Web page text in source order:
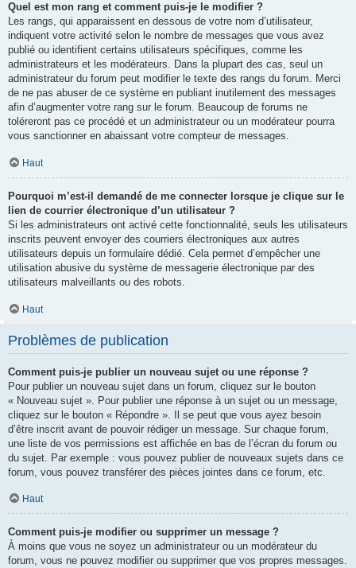
Quel est mon rang et comment puis-je le modifier ?
Les rangs, qui apparaissent en dessous de votre nom d’utilisateur,
indiquent votre activité selon le nombre de messages que vous avez
publié ou identifient certains utilisateurs spécifiques, comme les
administrateurs et les modérateurs. Dans la plupart des cas, seul un
administrateur du forum peut modifier le texte des rangs du forum. Merci
de ne pas abuser de ce système en publiant inutilement des messages
afin d’augmenter votre rang sur le forum. Beaucoup de forums ne
toléreront pas ce procédé et un administrateur ou un modérateur pourra
vous sanctionner en abaissant votre compteur de messages.
Haut
Pourquoi m’est-il demandé de me connecter lorsque je clique sur le
lien de courrier électronique d’un utilisateur ?
Si les administrateurs ont activé cette fonctionnalité, seuls les utilisateurs
inscrits peuvent envoyer des courriers électroniques aux autres
utilisateurs depuis un formulaire dédié. Cela permet d’empêcher une
utilisation abusive du système de messagerie électronique par des
utilisateurs malveillants ou des robots.
Haut
Problèmes de publication
Comment puis-je publier un nouveau sujet ou une réponse ?
Pour publier un nouveau sujet dans un forum, cliquez sur le bouton
« Nouveau sujet ». Pour publier une réponse à un sujet ou un message,
cliquez sur le bouton « Répondre ». Il se peut que vous ayez besoin
d’être inscrit avant de pouvoir rédiger un message. Sur chaque forum,
une liste de vos permissions est affichée en bas de l’écran du forum ou
du sujet. Par exemple : vous pouvez publier de nouveaux sujets dans ce
forum, vous pouvez transférer des pièces jointes dans ce forum, etc.
Haut
Comment puis-je modifier ou supprimer un message ?
À moins que vous ne soyez un administrateur ou un modérateur du
forum, vous ne pouvez modifier ou supprimer que vos propres messages.